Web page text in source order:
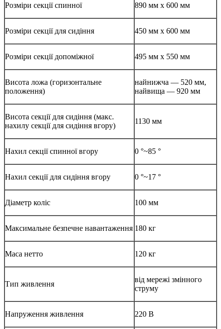
Розміри секції спинної 890 мм х 600 мм
Розміри секції для сидіння 450 мм х 600 мм
Розміри секції допоміжної 495 мм х 550 мм
Висота ложа (горизонтальне
положення)
найнижча — 520 мм,
найвища — 920 мм
Висота секції для сидіння (макс.
нахилу секції для сидіння вгору)
1130 мм
Нахил секції спинної вгору 0 °~85 °
Нахил секції для сидіння вгору 0 °~17 °
Діаметр коліс 100 мм
Максимальне безпечне навантаження 180 кг
Маса нетто 120 кг
Тип живлення
від мережі змінного
струму
Напруження живлення 220 В